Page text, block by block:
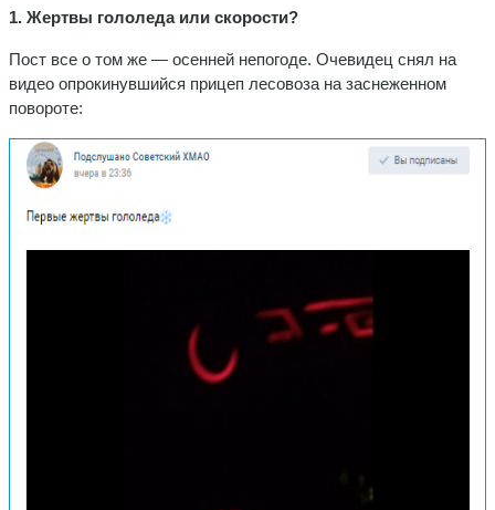
1. Жертвы гололеда или скорости?
Пост все о том же — осенней непогоде. Очевидец снял на
видео опрокинувшийся прицеп лесовоза на заснеженном
повороте: